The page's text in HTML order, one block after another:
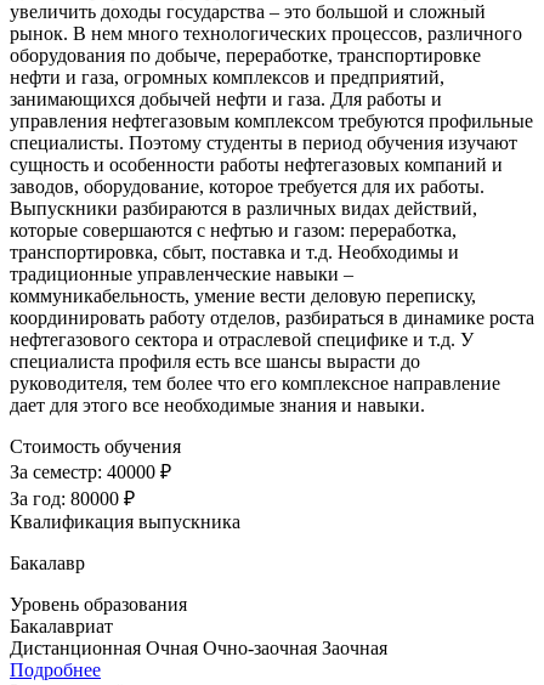
увеличить доходы государства – это большой и сложный
рынок. В нем много технологических процессов, различного
оборудования по добыче, переработке, транспортировке
нефти и газа, огромных комплексов и предприятий,
занимающихся добычей нефти и газа. Для работы и
управления нефтегазовым комплексом требуются профильные
специалисты. Поэтому студенты в период обучения изучают
сущность и особенности работы нефтегазовых компаний и
заводов, оборудование, которое требуется для их работы.
Выпускники разбираются в различных видах действий,
которые совершаются с нефтью и газом: переработка,
транспортировка, сбыт, поставка и т.д. Необходимы и
традиционные управленческие навыки –
коммуникабельность, умение вести деловую переписку,
координировать работу отделов, разбираться в динамике роста
нефтегазового сектора и отраслевой специфике и т.д. У
специалиста профиля есть все шансы вырасти до
руководителя, тем более что его комплексное направление
дает для этого все необходимые знания и навыки.
Стоимость обучения
За семестр: 40000 ₽
За год: 80000 ₽
Квалификация выпускника
Бакалавр
Уровень образования
Бакалавриат
Дистанционная Очная Очно-заочная Заочная
Подробнее